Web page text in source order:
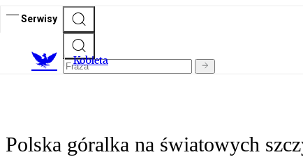
Serwisy
Kobieta
Polska góralka na światowych